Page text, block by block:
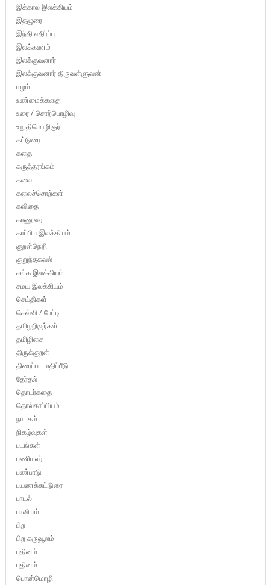
இக்கால இலக்கியம்
இதழுரை
இந்தி எதிர்ப்பு
இலக்கணம்
இலக்குவனார்
இலக்குவனார் திருவள்ளுவன்
ஈழம்
உண்மைக்கதை
உரை / சொற்பொழிவு
உறுதிமொழிஞர்
கட்டுரை
கதை
கருத்தரங்கம்
கலை
கலைச்சொற்கள்
கவிதை
காணுரை
காப்பிய இலக்கியம்
குறள்நெறி
குறுந்தகவல்
சங்க இலக்கியம்
சமய இலக்கியம்
செய்திகள்
செவ்வி / பேட்டி
தமிழறிஞர்கள்
தமிழிசை
திருக்குறள்
திரைப்பட மதிப்பீடு
தேர்தல்
தொடர்கதை
தொல்காப்பியம்
நாடகம்
நிகழ்வுகள்
படங்கள்
பணிமலர்
பண்பாடு
பயணக்கட்டுரை
பாடல்
பாவியம்
பிற
பிற கருவூலம்
புதினம்
புதினம்
பொன்மொழி